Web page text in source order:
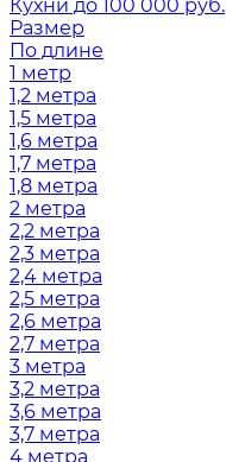
Кухни до 100 000 руб.
Размер
По длине
1 метр
1,2 метра
1,5 метра
1,6 метра
1,7 метра
1,8 метра
2 метра
2,2 метра
2,3 метра
2,4 метра
2,5 метра
2,6 метра
2,7 метра
3 метра
3,2 метра
3,6 метра
3,7 метра
4 метра